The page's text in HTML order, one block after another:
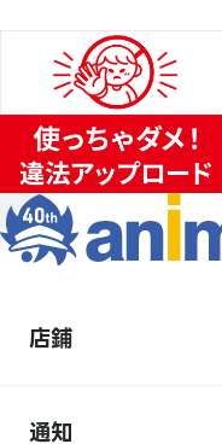
店鋪
通知